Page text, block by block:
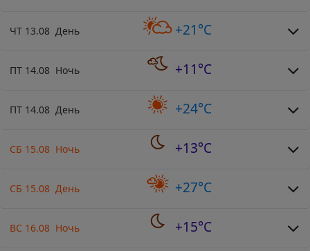
ЧТ 13.08 День +21°C
ПТ 14.08 Ночь +11°C
ПТ 14.08 День +24°C
СБ 15.08 Ночь +13°C
СБ 15.08 День +27°C
ВС 16.08 Ночь +15°C